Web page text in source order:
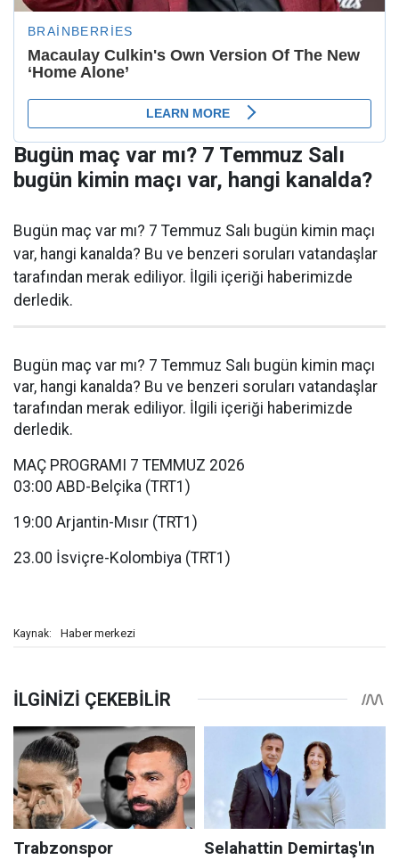
Bugün maç var mı? 7 Temmuz Salı
bugün kimin maçı var, hangi kanalda?
Bugün maç var mı? 7 Temmuz Salı bugün kimin maçı
var, hangi kanalda? Bu ve benzeri soruları vatandaşlar
tarafından merak ediliyor. İlgili içeriği haberimizde
derledik.
Bugün maç var mı? 7 Temmuz Salı bugün kimin maçı
var, hangi kanalda? Bu ve benzeri soruları vatandaşlar
tarafından merak ediliyor. İlgili içeriği haberimizde
derledik.
MAÇ PROGRAMI 7 TEMMUZ 2026
03:00 ABD-Belçika (TRT1)
19:00 Arjantin-Mısır (TRT1)
23.00 İsviçre-Kolombiya (TRT1)
Kaynak: Haber merkezi